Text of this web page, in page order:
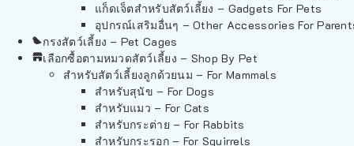
แก็ดเจ็ตสำหรับสัตว์เลี้ยง – Gadgets For Pets
อุปกรณ์เสริมอื่นๆ – Other Accessories For
กรงสัตว์เลี้ยง – Pet Cages
เลือกซื้อตามหมวดสัตว์เลี้ยง – Shop By Pet
สำหรับสัตว์เลี้ยงลูกด้วยนม – For Mammals
สำหรับสุนัข – For Dogs
สำหรับแมว – For Cats
สำหรับกระต่าย – For Rabbits
สำหรับกระรอก – For Squirrels